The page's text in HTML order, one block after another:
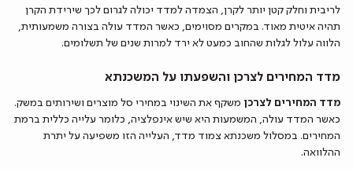
לריבית וחלק קטן יותר לקרן, הצמדה למדד יכולה לגרום לכך שירידת הקרן
תהיה איטית מאוד. במקרים מסוימים, כאשר המדד עולה בצורה משמעותית,
הלווה עלול לגלות שהחוב כמעט לא ירד למרות שנים של תשלומים.
מדד המחירים לצרכן והשפעתו על המשכנתא
מדד המחירים לצרכן משקף את השינוי במחירי סל מוצרים ושירותים במשק.
כאשר המדד עולה, המשמעות היא שיש אינפלציה, כלומר עלייה כללית ברמת
המחירים. במסלול משכנתא צמוד מדד, העלייה הזו משפיעה על יתרת
ההלוואה.